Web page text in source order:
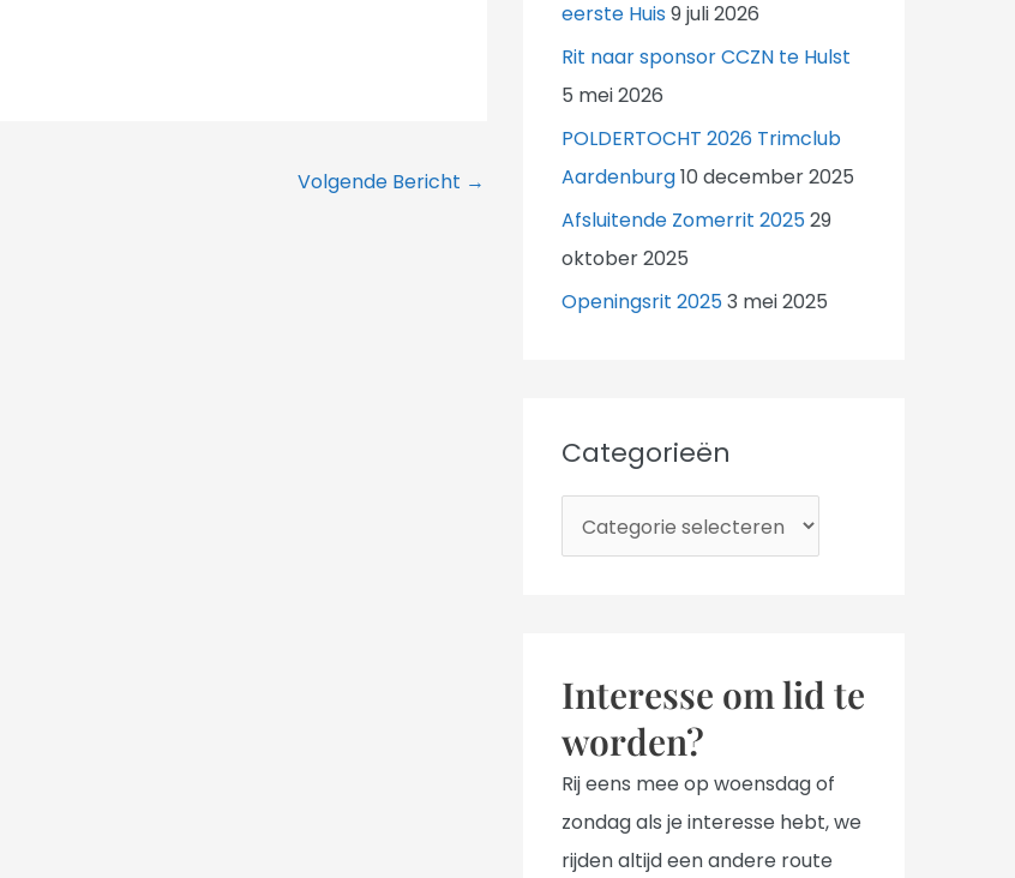
Volgende Bericht →
eerste Huis 9 juli 2026
Rit naar sponsor CCZN te Hulst
5 mei 2026
POLDERTOCHT 2026 Trimclub
Aardenburg10 december 2025
Afsluitende Zomerrit 202529
oktober 2025
Openingsrit 20253 mei 2025
Categorieën
a
o
r
i
e
ë
Interesse om lid te
worden?
Rij eens mee op woensdag of
zondag als je interesse hebt, we
rijden altijd een andere route